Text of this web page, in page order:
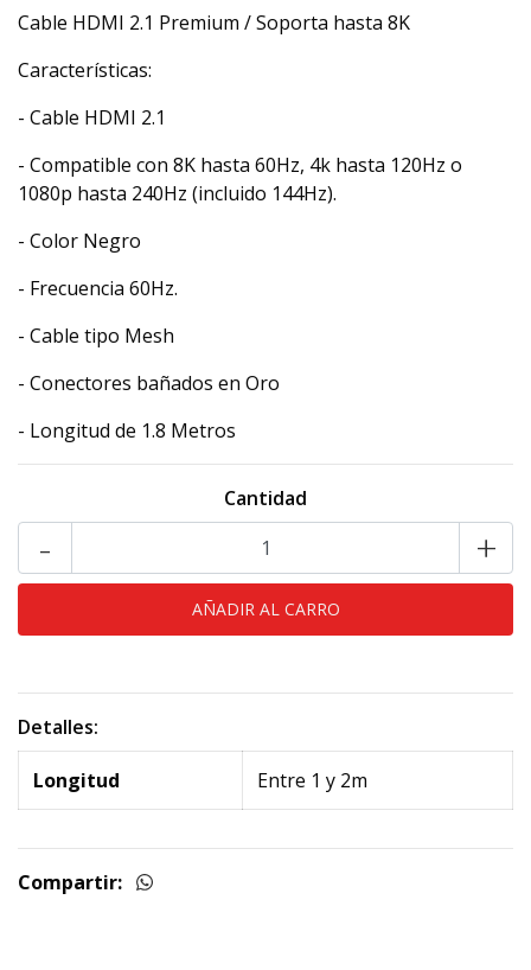
Cable HDMI 2.1 Premium / Soporta hasta 8K
Características:
- Cable HDMI 2.1
- Compatible con 8K hasta 60Hz, 4k hasta 120Hz o
1080p hasta 240Hz (incluido 144Hz).
- Color Negro
- Frecuencia 60Hz.
- Cable tipo Mesh
- Conectores bañados en Oro
- Longitud de 1.8 Metros
Cantidad
- +
Detalles:
Longitud Entre 1 y 2m
Compartir: